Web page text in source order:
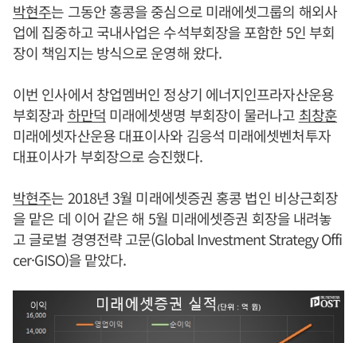
박현주는 그동안 홍콩을 중심으로 미래에셋그룹의 해외사
업에 집중하고 국내사업은 수석부회장을 포함한 5인 부회
장이 책임지는 방식으로 운영해 왔다.
이번 인사에서 창업멤버인 정상기 에너지인프라자산운용
부회장과하만덕 미래에셋생명 부회장이 물러나고 최창훈
미래에셋자산운용 대표이사와 김응석 미래에셋벤처투자
대표이사가 부회장으로 승진했다.
박현주는 2018년 3월 미래에셋증권 홍콩 법인 비상근회장
을 맡은 데 이어 같은 해 5월 미래에셋증권 회장을 내려놓
고 글로벌 경영전략 고문(Global Investment Strategy Offi
cer·GISO)을 맡았다.